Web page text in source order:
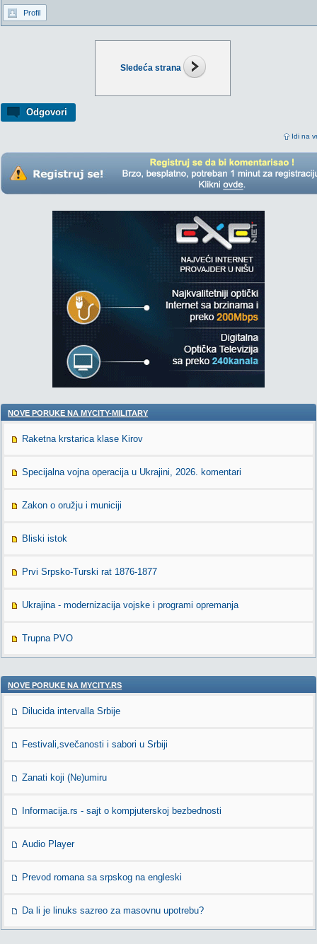
Sledeća strana
Odgovori
Idi na
Profil
NOVE PORUKE NA MYCITY-MILITARY
Raketna krstarica klase Kirov
Specijalna vojna operacija u Ukrajini, 2026. komentari
Zakon o oružju i municiji
Bliski istok
Prvi Srpsko-Turski rat 1876-1877
Ukrajina - modernizacija vojske i programi opremanja
Trupna PVO
NOVE PORUKE NA MYCITY.RS
Dilucida intervalla Srbije
Festivali,svečanosti i sabori u Srbiji
Zanati koji (Ne)umiru
Informacija.rs - sajt o kompjuterskoj bezbednosti
Audio Player
Prevod romana sa srpskog na engleski
Da li je linuks sazreo za masovnu upotrebu?